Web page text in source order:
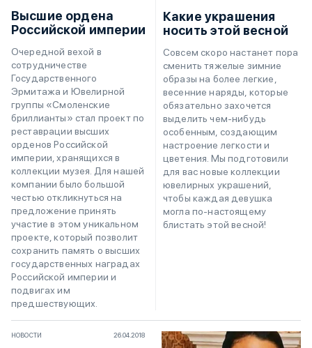
Высшие ордена
Российской империи
Очередной вехой в
сотрудничестве
Государственного
Эрмитажа и Ювелирной
группы «Смоленские
бриллианты» стал проект по
реставрации высших
орденов Российской
империи, хранящихся в
коллекции музея. Для нашей
компании было большой
честью откликнуться на
предложение принять
участие в этом уникальном
проекте, который позволит
сохранить память о высших
государственных наградах
Российской империи и
подвигах им
предшествующих.
Какие украшения
носить этой весной
Совсем скоро настанет пора
сменить тяжелые зимние
образы на более легкие,
весенние наряды, которые
обязательно захочется
выделить чем-нибудь
особенным, создающим
настроение легкости и
цветения. Мы подготовили
для вас новые коллекции
ювелирных украшений,
чтобы каждая девушка
могла по-настоящему
блистать этой весной!
НОВОСТИ 26.04.2018